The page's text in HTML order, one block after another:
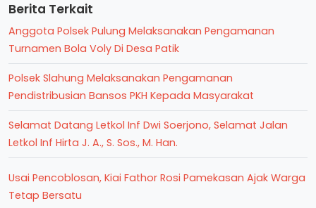
Berita Terkait
Anggota Polsek Pulung Melaksanakan Pengamanan
Turnamen Bola Voly Di Desa Patik
Polsek Slahung Melaksanakan Pengamanan
Pendistribusian Bansos PKH Kepada Masyarakat
Selamat Datang Letkol Inf Dwi Soerjono, Selamat Jalan
Letkol Inf Hirta J. A., S. Sos., M. Han.
Usai Pencoblosan, Kiai Fathor Rosi Pamekasan Ajak Warga
Tetap Bersatu